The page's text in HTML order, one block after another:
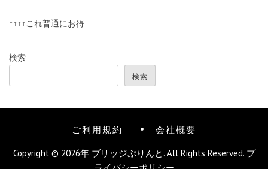
↑↑↑↑これ普通にお得
検索
検索
ご利用規約 会社概要
Copyright © 2026年 ブリッジぷりんと. All Rights Reserved. プ